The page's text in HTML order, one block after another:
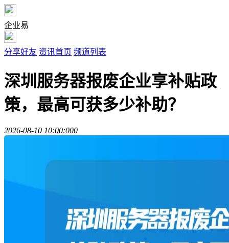
企业易
分享好友 资讯首页 频道列表
深圳服务器报废企业享补贴政
策，最高可获多少补助？
2026-08-10 10:00:000